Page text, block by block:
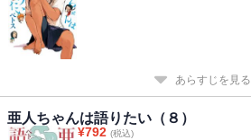
あらすじを見る
亜人ちゃんは語りたい（８）
¥792 (税込)